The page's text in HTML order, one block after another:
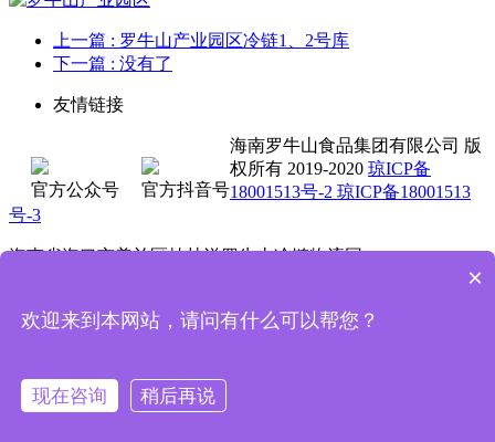
上一篇 : 罗牛山产业园区冷链1、2号库
下一篇 : 没有了
友情链接
官方公众号 官方抖音号
海南罗牛山食品集团有限公司 版
权所有 2019-2020 琼ICP备
18001513号-2 琼ICP备18001513
号-3
海南省海口市美兰区桂林洋罗牛山冷链物流园
技术支持：魔方科技
电话咨询
服务项目
×
欢迎来到本网站，请问有什么可以帮您？
现在咨询 稍后再说